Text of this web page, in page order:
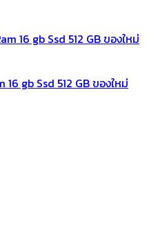
gb Ssd 512 GB ของใหม่